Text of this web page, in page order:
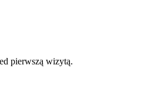
pierwszą wizytą.